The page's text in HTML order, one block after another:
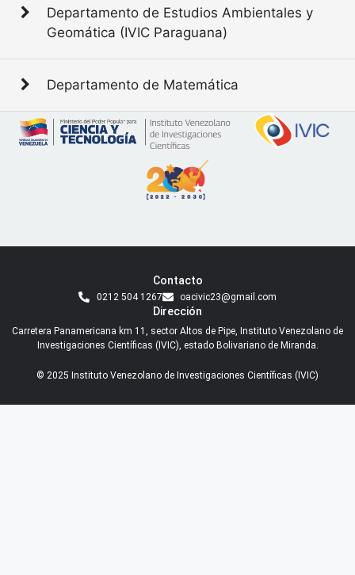
Departamento de Estudios Ambientales y
Geomática (IVIC Paraguana)
Departamento de Matemática
Contacto
0212 504 1267 oacivic23@gmail.com
Dirección
Carretera Panamericana km 11, sector Altos de Pipe, Instituto Venezolano de
Investigaciones Científicas (IVIC), estado Bolivariano de Miranda.
© 2025 Instituto Venezolano de Investigaciones Científicas (IVIC)